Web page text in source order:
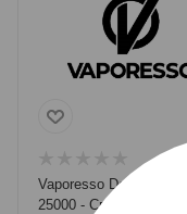
Vaporesso Dojo
25000 - Свежая